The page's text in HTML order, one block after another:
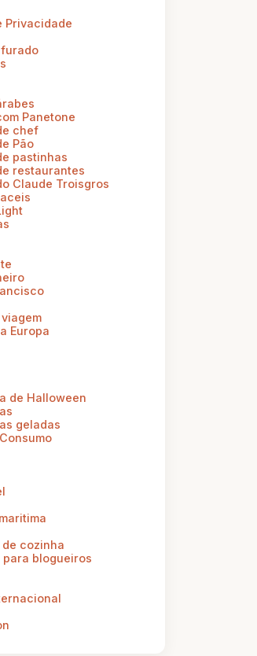
Privacidade
Panetone
chef
Pão
pastinhas
restaurantes
Claude Troisgros
Europa
de Halloween
geladas
cozinha
para blogueiros